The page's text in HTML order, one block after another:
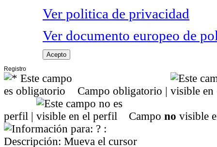
Ver politica de privacidad
Ver documento europeo de
Acepto
Registro
Campo obligatorio |
perfil | Campo no visible